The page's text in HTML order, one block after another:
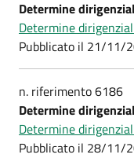
Determine
Determine
Pubblicato il 21/11/
n. riferimento 6186
Determine
Determine
Pubblicato il 28/11/